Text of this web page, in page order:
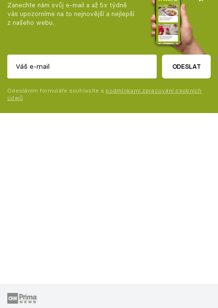
Zanechte nám svůj e-mail a až 5x týdně
vás upozorníme na to nejnovější a nejlepší
z našeho webu.
ODESLAT
Odesláním formuláře souhlasíte s podmínkami zpracování osobních
údajů